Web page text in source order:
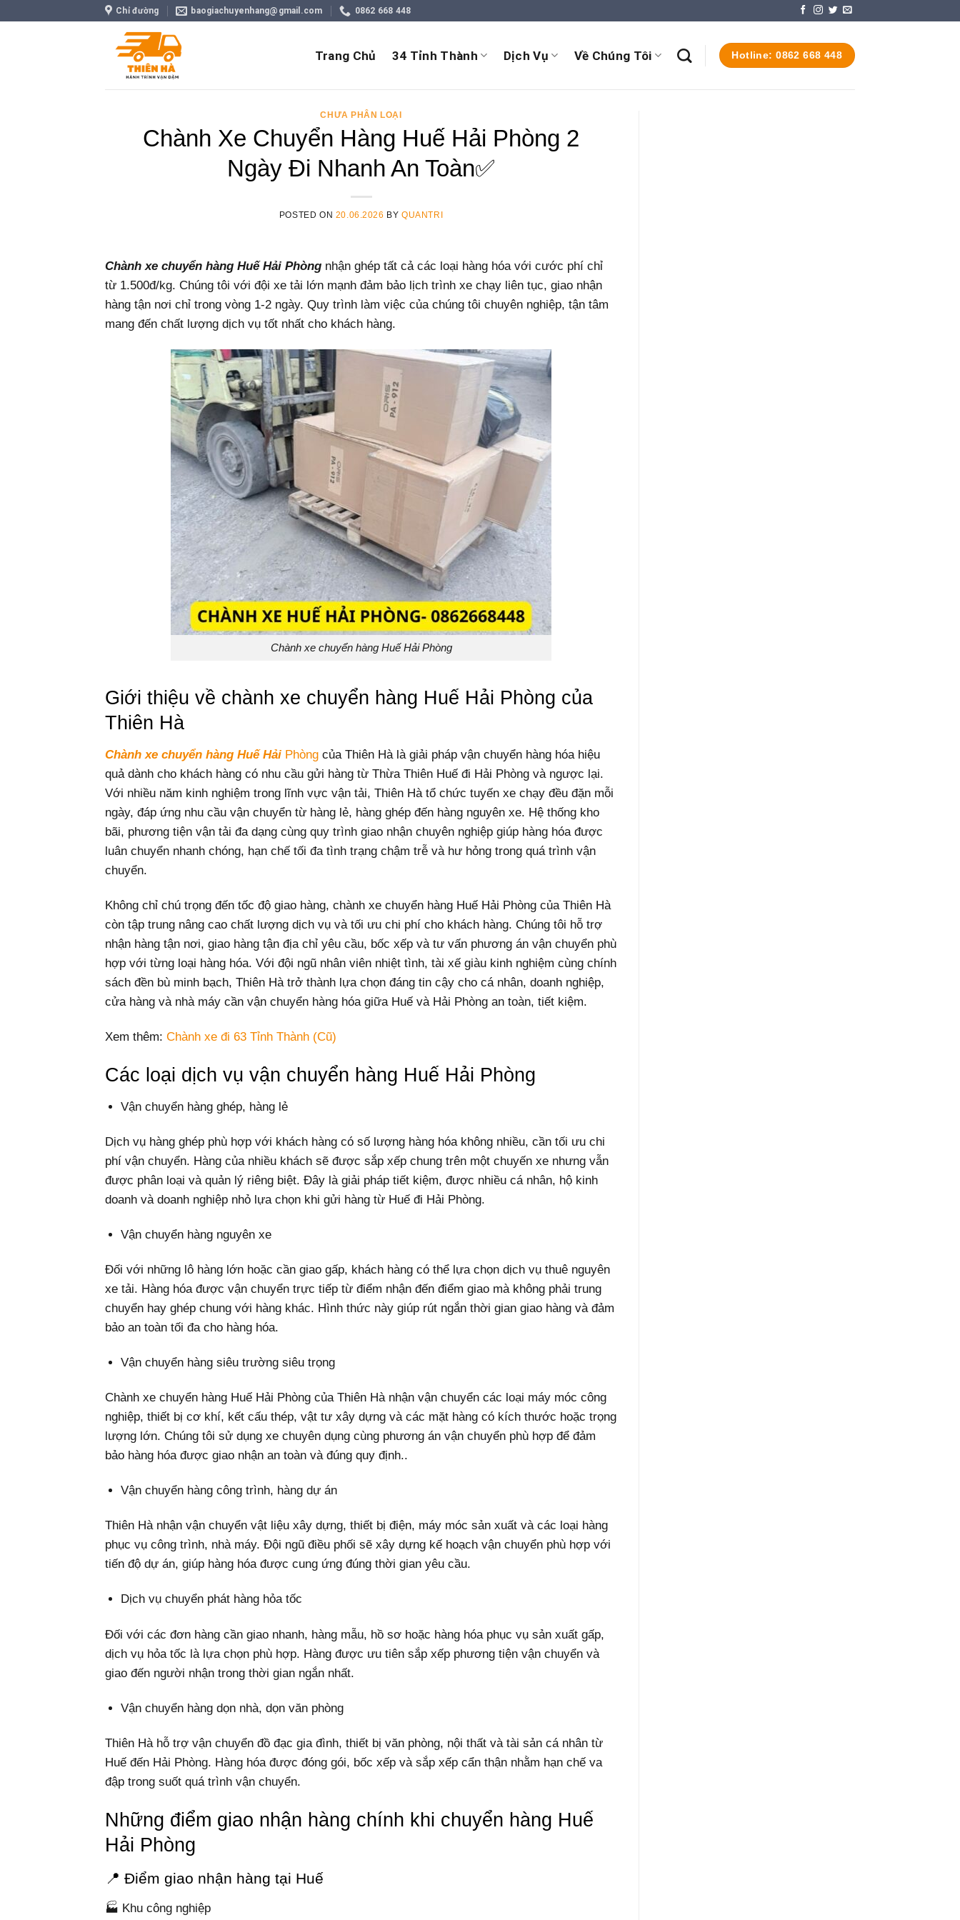
Chỉ đường baogiachuyenhang@gmail.com 0862 668 448
Trang Chủ 34 Tỉnh Thành Dịch Vụ Về Chúng Tôi Hotline: 0862 668 448
CHƯA PHÂN LOẠI
Chành Xe Chuyển Hàng Huế Hải Phòng 2
Ngày Đi Nhanh An Toàn✅
POSTED ON 20.06.2026 BYQUANTRI
Chành xe chuyển hàng Huế Hải Phòng nhận ghép tất cả các loại hàng hóa với cước phí chỉ
từ 1.500đ/kg. Chúng tôi với đội xe tải lớn mạnh đảm bảo lịch trình xe chạy liên tục, giao nhận
hàng tận nơi chỉ trong vòng 1-2 ngày. Quy trình làm việc của chúng tôi chuyên nghiệp, tận tâm
mang đến chất lượng dịch vụ tốt nhất cho khách hàng.
Chành xe chuyển hàng Huế Hải Phòng
Giới thiệu về chành xe chuyển hàng Huế Hải Phòng của
Thiên Hà
Chành xe chuyển hàng Huế Hải Phòng của Thiên Hà là giải pháp vận chuyển hàng hóa hiệu
quả dành cho khách hàng có nhu cầu gửi hàng từ Thừa Thiên Huế đi Hải Phòng và ngược lại.
Với nhiều năm kinh nghiệm trong lĩnh vực vận tải, Thiên Hà tổ chức tuyến xe chạy đều đặn mỗi
ngày, đáp ứng nhu cầu vận chuyển từ hàng lẻ, hàng ghép đến hàng nguyên xe. Hệ thống kho
bãi, phương tiện vận tải đa dạng cùng quy trình giao nhận chuyên nghiệp giúp hàng hóa được
luân chuyển nhanh chóng, hạn chế tối đa tình trạng chậm trễ và hư hỏng trong quá trình vận
chuyển.
Không chỉ chú trọng đến tốc độ giao hàng, chành xe chuyển hàng Huế Hải Phòng của Thiên Hà
còn tập trung nâng cao chất lượng dịch vụ và tối ưu chi phí cho khách hàng. Chúng tôi hỗ trợ
nhận hàng tận nơi, giao hàng tận địa chỉ yêu cầu, bốc xếp và tư vấn phương án vận chuyển phù
hợp với từng loại hàng hóa. Với đội ngũ nhân viên nhiệt tình, tài xế giàu kinh nghiệm cùng chính
sách đền bù minh bạch, Thiên Hà trở thành lựa chọn đáng tin cậy cho cá nhân, doanh nghiệp,
cửa hàng và nhà máy cần vận chuyển hàng hóa giữa Huế và Hải Phòng an toàn, tiết kiệm.
Xem thêm: Chành xe đi 63 Tỉnh Thành (Cũ)
Các loại dịch vụ vận chuyển hàng Huế Hải Phòng
Vận chuyển hàng ghép, hàng lẻ
Dịch vụ hàng ghép phù hợp với khách hàng có số lượng hàng hóa không nhiều, cần tối ưu chi
phí vận chuyển. Hàng của nhiều khách sẽ được sắp xếp chung trên một chuyến xe nhưng vẫn
được phân loại và quản lý riêng biệt. Đây là giải pháp tiết kiệm, được nhiều cá nhân, hộ kinh
doanh và doanh nghiệp nhỏ lựa chọn khi gửi hàng từ Huế đi Hải Phòng.
Vận chuyển hàng nguyên xe
Đối với những lô hàng lớn hoặc cần giao gấp, khách hàng có thể lựa chọn dịch vụ thuê nguyên
xe tải. Hàng hóa được vận chuyển trực tiếp từ điểm nhận đến điểm giao mà không phải trung
chuyển hay ghép chung với hàng khác. Hình thức này giúp rút ngắn thời gian giao hàng và đảm
bảo an toàn tối đa cho hàng hóa.
Vận chuyển hàng siêu trường siêu trọng
Chành xe chuyển hàng Huế Hải Phòng của Thiên Hà nhận vận chuyển các loại máy móc công
nghiệp, thiết bị cơ khí, kết cấu thép, vật tư xây dựng và các mặt hàng có kích thước hoặc trọng
lượng lớn. Chúng tôi sử dụng xe chuyên dụng cùng phương án vận chuyển phù hợp để đảm
bảo hàng hóa được giao nhận an toàn và đúng quy định..
Vận chuyển hàng công trình, hàng dự án
Thiên Hà nhận vận chuyển vật liệu xây dựng, thiết bị điện, máy móc sản xuất và các loại hàng
phục vụ công trình, nhà máy. Đội ngũ điều phối sẽ xây dựng kế hoạch vận chuyển phù hợp với
tiến độ dự án, giúp hàng hóa được cung ứng đúng thời gian yêu cầu.
Dịch vụ chuyển phát hàng hỏa tốc
Đối với các đơn hàng cần giao nhanh, hàng mẫu, hồ sơ hoặc hàng hóa phục vụ sản xuất gấp,
dịch vụ hỏa tốc là lựa chọn phù hợp. Hàng được ưu tiên sắp xếp phương tiện vận chuyển và
giao đến người nhận trong thời gian ngắn nhất.
Vận chuyển hàng dọn nhà, dọn văn phòng
Thiên Hà hỗ trợ vận chuyển đồ đạc gia đình, thiết bị văn phòng, nội thất và tài sản cá nhân từ
Huế đến Hải Phòng. Hàng hóa được đóng gói, bốc xếp và sắp xếp cẩn thận nhằm hạn chế va
đập trong suốt quá trình vận chuyển.
Những điểm giao nhận hàng chính khi chuyển hàng Huế
Hải Phòng
📍 Điểm giao nhận hàng tại Huế
🏭 Khu công nghiệp